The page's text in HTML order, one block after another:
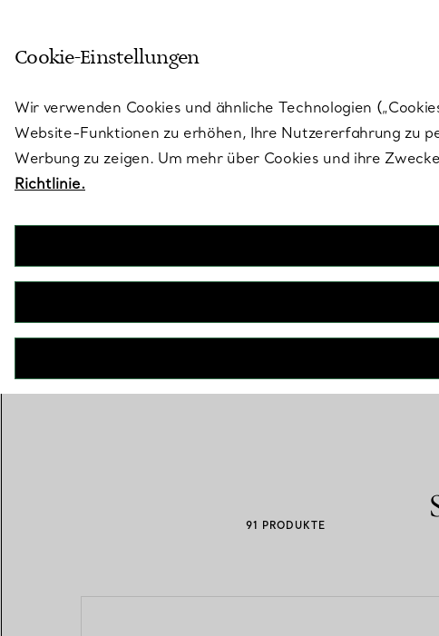
mit
Als Jean Schlumberger,
veränderte er die Welt des
91 PRODUKTE
Cookie-Einstellungen
Wir verwenden Cookies und ähnliche Technologien
Website-Funktionen zu erhöhen, Ihre Nutzererfahrung zu
Werbung zu zeigen. Um mehr über Cookies und ihre
Richtlinie.